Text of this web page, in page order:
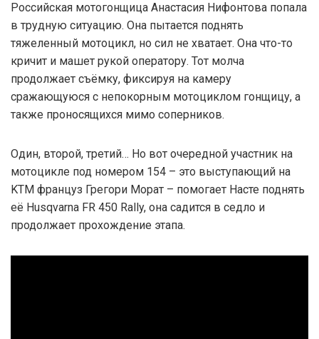
Российская мотогонщица Анастасия Нифонтова попала
в трудную ситуацию. Она пытается поднять
тяжеленный мотоцикл, но сил не хватает. Она что-то
кричит и машет рукой оператору. Тот молча
продолжает съёмку, фиксируя на камеру
сражающуюся с непокорным мотоциклом гонщицу, а
также проносящихся мимо соперников.
Один, второй, третий… Но вот очередной участник на
мотоцикле под номером 154 – это выступающий на
KTM француз Грегори Морат – помогает Насте поднять
её Husqvarna FR 450 Rally, она садится в седло и
продолжает прохождение этапа.